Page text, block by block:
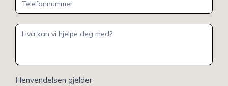
Henvendelsen gjelder